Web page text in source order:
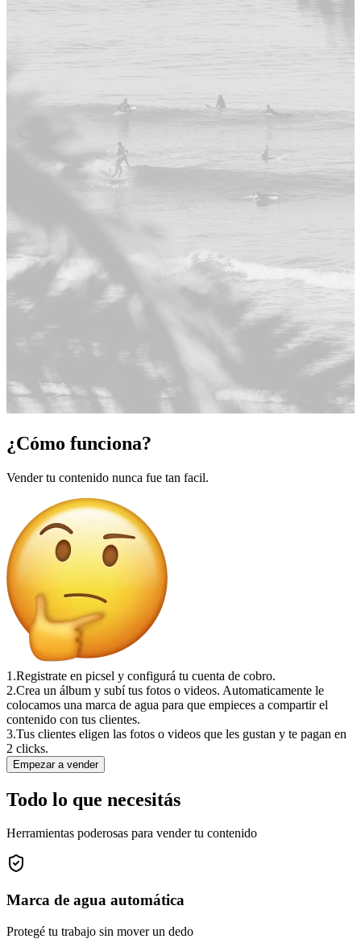
¿Cómo funciona?
Vender tu contenido nunca fue tan facil.
1.Registrate en picsel y configurá tu cuenta de cobro.
2.Crea un álbum y subí tus fotos o videos. Automaticamente le
colocamos una marca de agua para que empieces a compartir el
contenido con tus clientes.
3.Tus clientes eligen las fotos o videos que les gustan y te pagan en
2 clicks.
Empezar a vender
Todo lo que necesitás
Herramientas poderosas para vender tu contenido
Marca de agua automática
Protegé tu trabajo sin mover un dedo